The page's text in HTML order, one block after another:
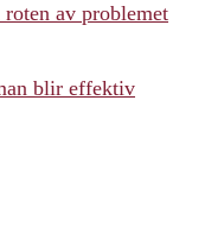
av problemet
blir effektiv